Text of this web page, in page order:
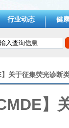
行业动态 健
】关于征集荧光诊断
CMDE